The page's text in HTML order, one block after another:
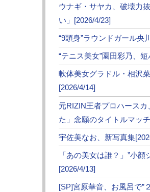
ウナギ・サヤカ、破壊力
い」[2026/4/23]
“9頭身”ラウンドガール央
“テニス美女”園田彩乃、
軟体美女グラドル・相沢
[2026/4/14]
元RIZIN王者プロハース
た」念願のタイトルマッ
宇佐美なお、新写真集
「あの美女は誰？」”小
[2026/4/13]
[SP]宮原華音、お風呂で”